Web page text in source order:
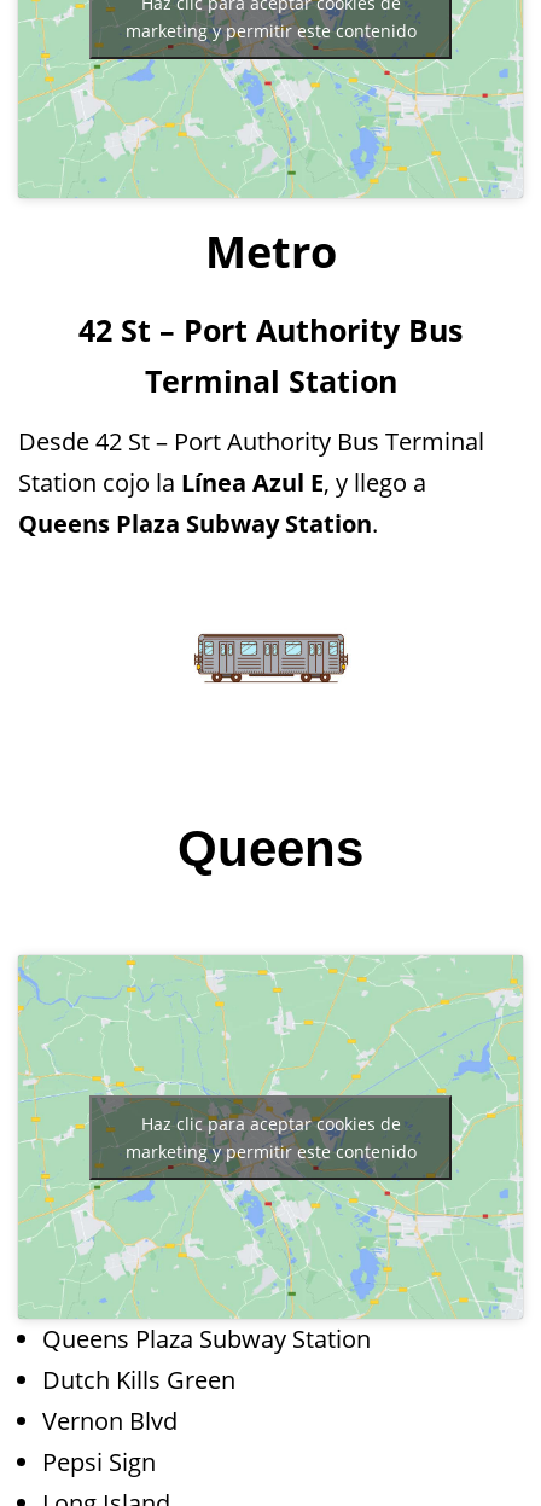
marketing y permitir este contenido
Metro
42 St – Port Authority Bus
Terminal Station
Desde 42 St – Port Authority Bus Terminal
Station cojo la Línea Azul E, y llego a
Queens Plaza Subway Station.
Queens
Haz clic para aceptar cookies de
marketing y permitir este contenido
Queens Plaza Subway Station
Dutch Kills Green
Vernon Blvd
Pepsi Sign